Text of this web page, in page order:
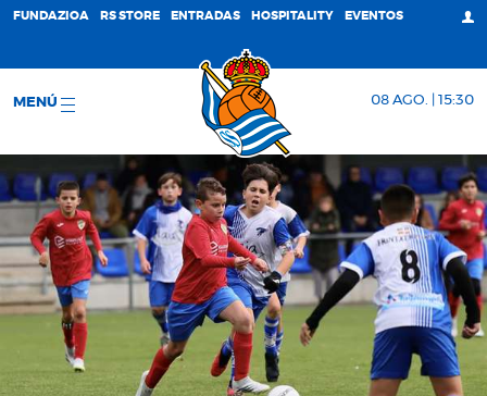
FUNDAZIOA RS STORE ENTRADAS HOSPITALITY EVENTOS
MENÚ 08 AGO. | 15:30